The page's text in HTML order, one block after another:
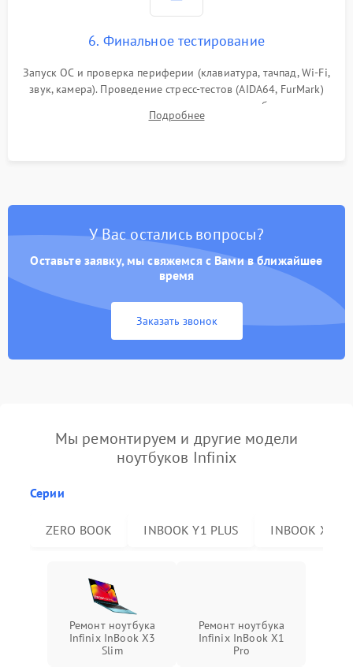
6. Финальное тестирование
Запуск ОС и проверка периферии (клавиатура, тачпад, Wi-Fi,
звук, камера). Проведение стресс-тестов (AIDA64, FurMark)
для контроля температурного режима и стабильности
системы под пиковой нагрузкой.
Подробнее
У Вас остались вопросы?
Оставьте заявку, мы свяжемся с Вами в ближайшее
время
Заказать звонок
Мы ремонтируем и другие модели
ноутбуков Infinix
Серии
ZERO BOOK INBOOK Y1 PLUS INBOOK X2
Ремонт ноутбука
Infinix InBook X3
Slim
Ремонт ноутбука
Infinix InBook X1
Pro